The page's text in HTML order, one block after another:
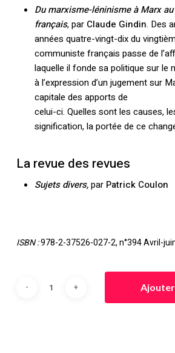
Du marxisme-léninisme à Marx
français, par Claude Gindin. Des
années quatre-vingt-dix du
communiste français passe de
laquelle il fonde sa politique sur le
à l’expression d’un jugement sur
capitale des apports de
celui-ci. Quelles sont les causes,
signification, la portée de ce
La revue des revues
Sujets divers,par Patrick Coulon
ISBN :978-2-37526-027-2, n°394 Avril-